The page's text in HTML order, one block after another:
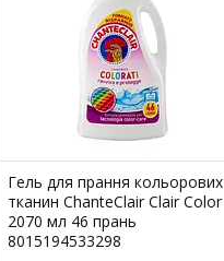
Гель для прання кольорових
тканин ChanteClair Clair Color
2070 мл 46 прань
8015194533298